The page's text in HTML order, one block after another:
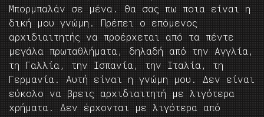
Μπορμπαλάν σε μένα. Θα σας πω ποια είναι η
δική μου γνώμη. Πρέπει ο επόμενος
αρχιδιαιτητής να προέρχεται από τα πέντε
μεγάλα πρωταθλήματα, δηλαδή από την Αγγλία,
τη Γαλλία, την Ισπανία, την Ιταλία, τη
Γερμανία. Αυτή είναι η γνώμη μου. Δεν είναι
εύκολο να βρεις αρχιδιαιτητή με λιγότερα
χρήματα. Δεν έρχονται με λιγότερα από